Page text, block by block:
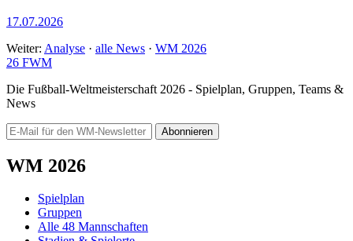
17.07.2026
Weiter: Analyse · alle News · WM 2026
26 FWM
Die Fußball-Weltmeisterschaft 2026 - Spielplan, Gruppen, Teams &
News
Abonnieren
WM 2026
Spielplan
Gruppen
Alle 48 Mannschaften